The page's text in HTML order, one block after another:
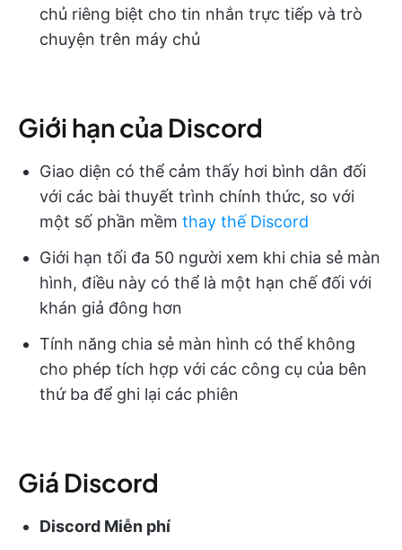
chủ riêng biệt cho tin nhắn trực tiếp và trò
chuyện trên máy chủ
Giới hạn của Discord
Giao diện có thể cảm thấy hơi bình dân đối
với các bài thuyết trình chính thức, so với
một số phần mềm thay thế Discord
Giới hạn tối đa 50 người xem khi chia sẻ màn
hình, điều này có thể là một hạn chế đối với
khán giả đông hơn
Tính năng chia sẻ màn hình có thể không
cho phép tích hợp với các công cụ của bên
thứ ba để ghi lại các phiên
Giá Discord
Discord Miễn phí